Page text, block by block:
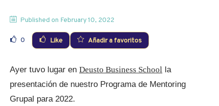
Published on February 10, 2022
0 Like Añadir a favoritos
Ayer tuvo lugar en Deusto Business School la
presentación de nuestro Programa de Mentoring
Grupal para 2022.